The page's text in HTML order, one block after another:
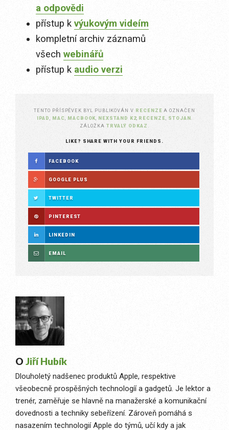
a odpovědi
přístup k výukovým videím
kompletní archiv záznamů
všech webinářů
přístup k audio verzi
TENTO PŘÍSPĚVEK BYL PUBLIKOVÁN V RECENZE A OZNAČEN
IPAD
MAC MACBOOK NEXSTAND K2, RECENZE STOJAN
ZÁLOŽKA TRVALÝ ODKAZ
LIKE? SHARE WITH YOUR FRIENDS.
FACEBOOK
GOOGLE PLUS
TWITTER
PINTEREST
LINKEDIN
EMAIL
O Jiří Hubík
Dlouholetý nadšenec produktů Apple, respektive
všeobecně prospěšných technologíí a gadgetů. Je lektor a
trenér, zaměřuje se hlavně na manažerské a komunikační
dovednosti a techniky sebeřízení. Zároveň pomáhá s
nasazením technologií Apple do týmů, učí kdy a jak